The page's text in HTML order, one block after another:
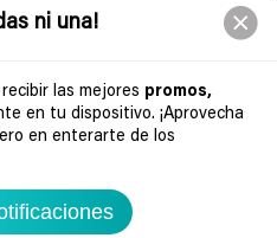
ni una!
las mejores promos,
en tu dispositivo. ¡Aprovecha
en enterarte de los
Suscribir
los derechos reservados